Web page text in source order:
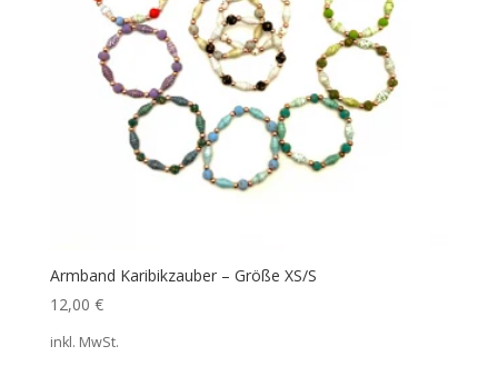
Armband Karibikzauber – Größe XS/S
12,00 €
inkl. MwSt.